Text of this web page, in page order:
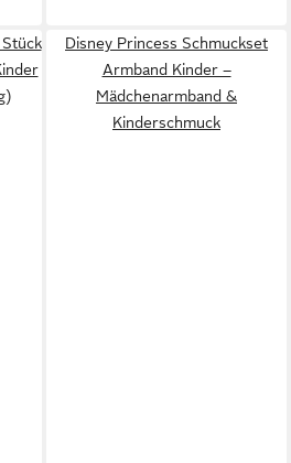
Disney Princess Schmuckset
Armband Kinder –
Mädchenarmband &
Kinderschmuck